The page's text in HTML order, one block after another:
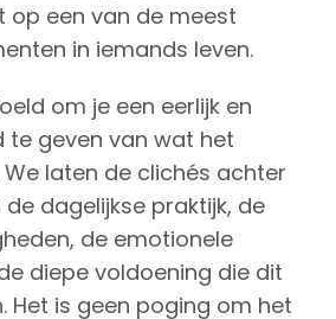
op een van de meest
in iemands leven.
om je een eerlijk en
te geven van wat het
laten de clichés achter
de dagelijkse praktijk, de
de emotionele
diepe voldoening die dit
Het is geen poging om het